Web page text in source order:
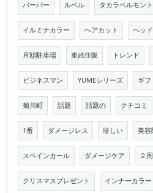
バーバー ルベル タカラベルモント
イルミナカラー ヘアカット ヘッ
月額駐車場 東武住販 トレンド
ビジネスマン YUMEシリーズ ギフ
菊川町 話題 話題の クチコミ
1番 ダメージレス 珍しい 美容
スペインカール ダメージケア ２
クリスマスプレゼント インナーカラー